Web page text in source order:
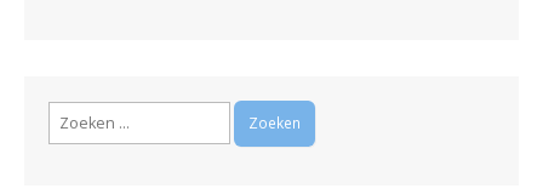
Zoeken